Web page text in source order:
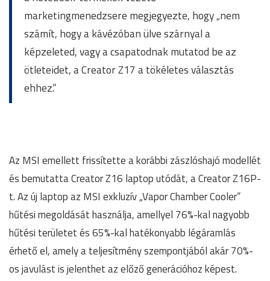
marketingmenedzsere megjegyezte, hogy „nem
számít, hogy a kávézóban ülve szárnyal a
képzeleted, vagy a csapatodnak mutatod be az
ötleteidet, a Creator Z17 a tökéletes választás
ehhez.”
Az MSI emellett frissítette a korábbi zászlóshajó modellét
és bemutatta Creator Z16 laptop utódát, a Creator Z16P-
t. Az új laptop az MSI exkluzív „Vapor Chamber Cooler”
hűtési megoldását használja, amellyel 76%-kal nagyobb
hűtési területet és 65%-kal hatékonyabb légáramlás
érhető el, amely a teljesítmény szempontjából akár 70%-
os javulást is jelenthet az előző generációhoz képest.